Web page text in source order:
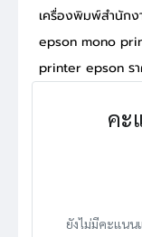
เครื่องพิมพ์สำนักง
epson mono
printer epson รา
คะ
ยังไม่มีคะแนน